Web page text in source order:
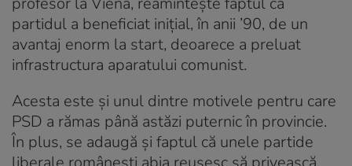
partidul a beneficiat inițial, în anii ’90, de un
avantaj enorm la start, deoarece a preluat
infrastructura aparatului comunist.
Acesta este și unul dintre motivele pentru care
PSD a rămas până astăzi puternic în provincie.
În plus, se adaugă și faptul că unele partide